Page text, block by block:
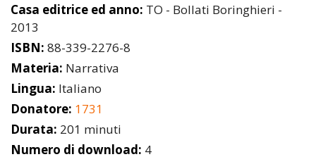
Casa editrice ed anno: TO - Bollati Boringhieri -
2013
ISBN: 88-339-2276-8
Materia: Narrativa
Lingua: Italiano
Donatore: 1731
Durata: 201 minuti
Numero di download: 4